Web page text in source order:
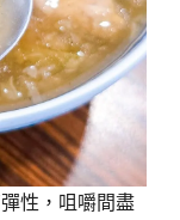
性，咀嚼間盡